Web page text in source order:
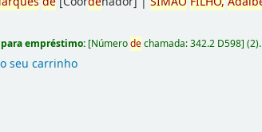
empréstimo: [Númerodechamada:342.2 D598](2).
seu carrinho